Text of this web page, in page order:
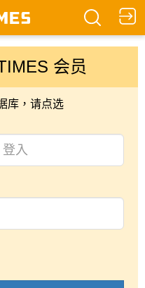
会员
库，请点选